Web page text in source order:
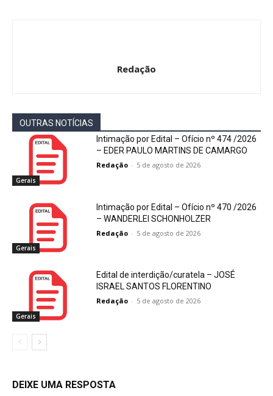
Redação
OUTRAS NOTÍCIAS
Gerais
Intimação por Edital – Ofício nº 474 /2026
– EDER PAULO MARTINS DE CAMARGO
Redação - 5 de agosto de 2026
Gerais
Intimação por Edital – Ofício nº 470 /2026
– WANDERLEI SCHONHOLZER
Redação - 5 de agosto de 2026
Gerais
Edital de interdição/curatela – JOSÉ
ISRAEL SANTOS FLORENTINO
Redação - 5 de agosto de 2026
DEIXE UMA RESPOSTA